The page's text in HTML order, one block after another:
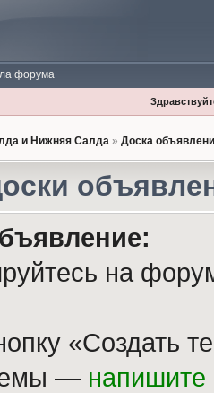
форума
и Нижняя Салда» Доска
на
«Создать
— напишите